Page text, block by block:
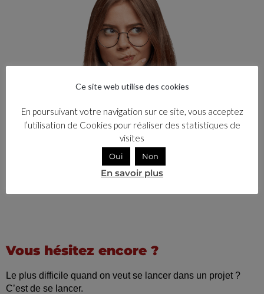
Vous hésitez encore ?
Le plus difficile quand on veut se lancer dans un projet ?
C’est de se lancer.
Ce site web utilise des cookies
En poursuivant votre navigation sur ce site, vous acceptez
l’utilisation de Cookies pour réaliser des statistiques de
visites
Oui Non
En savoir plus